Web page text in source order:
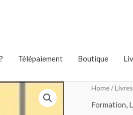
Télépaiement Boutique
Home/Livres
Formation,